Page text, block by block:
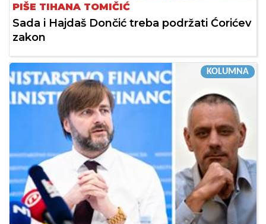
PIŠE TIHANA TOMIČIĆ
Sada i Hajdaš Dončić treba podržati Ćorićev
zakon
KOLUMNA